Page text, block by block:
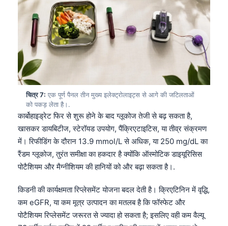
चित्र 7: एक पूर्ण पैनल तीन मुख्य इलेक्ट्रोलाइट्स से आगे की जटिलताओं
को पकड़ लेता है।.
कार्बोहाइड्रेट फिर से शुरू होने के बाद ग्लूकोज तेजी से बढ़ सकता है,
खासकर डायबिटीज, स्टेरॉयड उपयोग, पैंक्रिएटाइटिस, या तीव्र संक्रमण
में। रिफीडिंग के दौरान 13.9 mmol/L से अधिक, या 250 mg/dL का
रैंडम ग्लूकोज, तुरंत समीक्षा का हकदार है क्योंकि ऑस्मोटिक डाइयूरिसिस
पोटैशियम और मैग्नीशियम की हानियों को और बढ़ा सकता है।.
किडनी की कार्यक्षमता रिप्लेसमेंट योजना बदल देती है। क्रिएटिनिन में वृद्धि,
कम eGFR, या कम मूत्र उत्पादन का मतलब है कि फॉस्फेट और
पोटैशियम रिप्लेसमेंट जरूरत से ज्यादा हो सकता है; इसलिए वही कम वैल्यू
Català
Қазақ тілі
Suomi
Slovenčina
پښتو
سنڌي
Galego
Latviešu valoda
Македонски јазик
Euskara